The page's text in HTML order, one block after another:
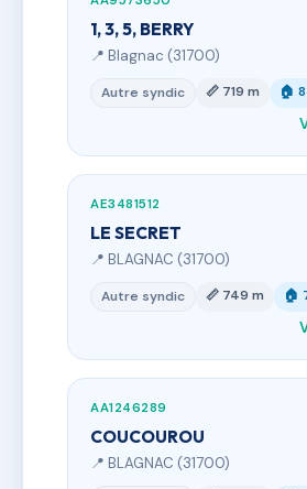
1, 3, 5, BERRY
📍 Blagnac (31700)
Autre syndic 📏 719 m 🏠
AE3481512
LE SECRET
📍 BLAGNAC (31700)
Autre syndic 📏 749 m 🏠
AA1246289
COUCOUROU
📍 BLAGNAC (31700)